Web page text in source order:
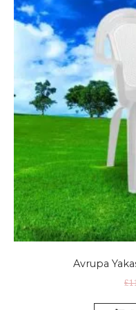
Avrupa
£